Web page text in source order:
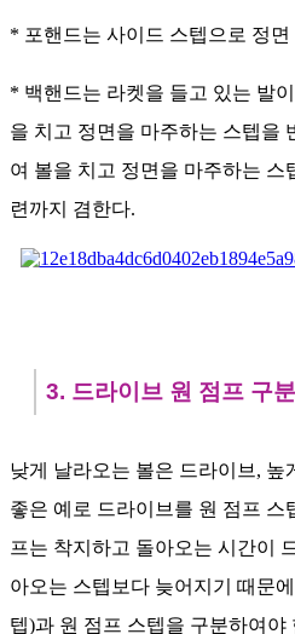
* 포핸드는 사이드 스텝으로 정면
* 백핸드는 라켓을 들고 있는 발
을 치고 정면을 마주하는 스텝을
여 볼을 치고 정면을 마주하는 스
련까지 겸한다.
3. 드라이브 원 점프 구분
낮게 날라오는 볼은 드라이브,
좋은 예로 드라이브를 원 점프 스
프는 착지하고 돌아오는 시간이
아오는 스텝보다 늦어지기 때문
텝)과 원 점프 스텝을 구분하여야